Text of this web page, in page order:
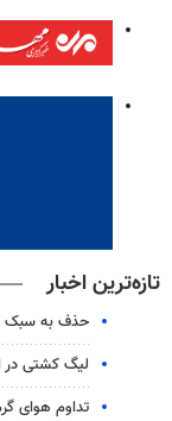
تازه‌ترین اخبار
حذف به سبک
لیگ کشتی در
تداوم هوای